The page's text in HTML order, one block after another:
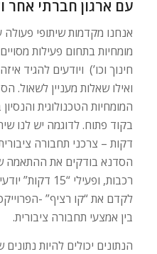
עם ארגון חברתי אחר
אנחנו מקדמות שיתופי פעולה
מומחיות בתחום פעילות
חינוך וכו’) ויודעים להגיד
ואילו שאלות מעניין לשאול.
המומחיות הטכנולוגית
דקות – צרכני תחבורה
הסדנא בודקים את ההתאמה
רכבות, ופעילי
לקדם את “קו רציף” -
בין אמצעי תחבורה ציבורית.
הנתונים יכולים להיות